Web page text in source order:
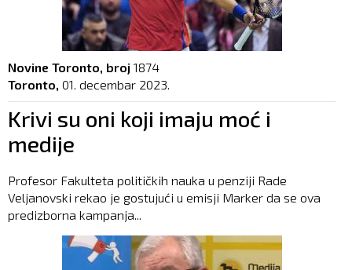
Novine Toronto, broj 1874
Toronto, 01. decembar 2023.
Krivi su oni koji imaju moć i
medije
Profesor Fakulteta političkih nauka u penziji Rade
Veljanovski rekao je gostujući u emisji Marker da se ova
predizborna kampanja...